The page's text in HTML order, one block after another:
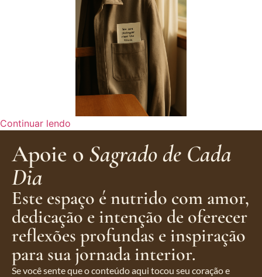
Continuar lendo
Apoie o Sagrado de Cada
Dia
Este espaço é nutrido com amor,
dedicação e intenção de oferecer
reflexões profundas e inspiração
para sua jornada interior.
Se você sente que o conteúdo aqui tocou seu coração e